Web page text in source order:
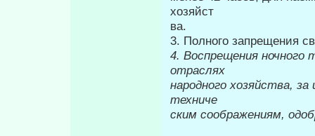
хозяйст­
ва.
3. Полного запрещения
4. Воспрещения ночного
отраслях
народного хозяйства,
техниче­
ским соображениям,